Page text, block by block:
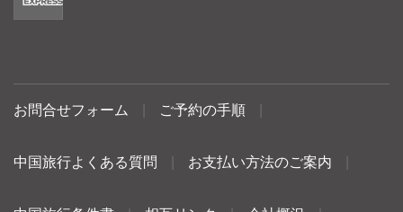
お問合せフォーム ご予約の手順
中国旅行よくある質問 お支払い方法のご案内